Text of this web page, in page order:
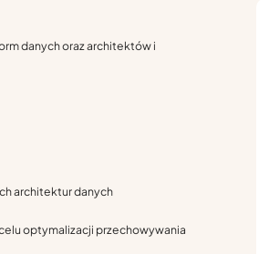
danych oraz architektów i
architektur danych
optymalizacji przechowywania